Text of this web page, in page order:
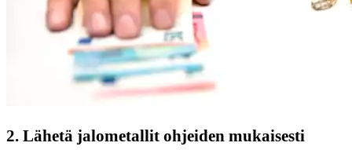
2. Lähetä jalometallit ohjeiden mukaisesti